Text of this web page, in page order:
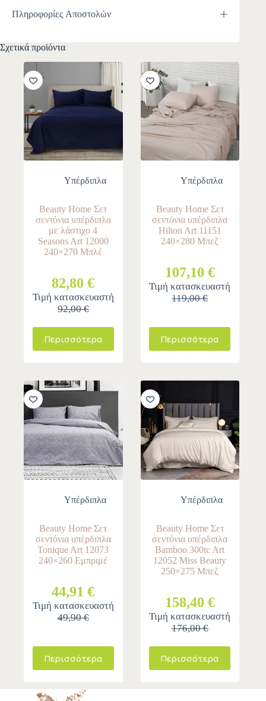
Πληροφορίες Αποστολών
Σχετικά προϊόντα
-10%
Υπέρδιπλα
Beauty Home Σετ
σεντόνια υπέρδιπλα
με λάστιχο 4
Seasons Art 12000
240×270 Μπλέ
82,80 €
Τιμή κατασκευαστή
92,00 €
Περισσότερα
-10%
Υπέρδιπλα
Beauty Home Σετ
σεντόνια υπέρδιπλα
Hilton Art 11151
240×280 Μπεζ
107,10 €
Τιμή κατασκευαστή
119,00 €
Περισσότερα
-10%
Υπέρδιπλα
Beauty Home Σετ
σεντόνια υπέρδιπλα
Tonique Art 12073
240×260 Εμπριμέ
44,91 €
Τιμή κατασκευαστή
49,90 €
Περισσότερα
-10%
Υπέρδιπλα
Beauty Home Σετ
σεντόνια υπέρδιπλα
Bamboo 300tc Art
12052 Miss Beauty
250×275 Μπεζ
158,40 €
Τιμή κατασκευαστή
176,00 €
Περισσότερα